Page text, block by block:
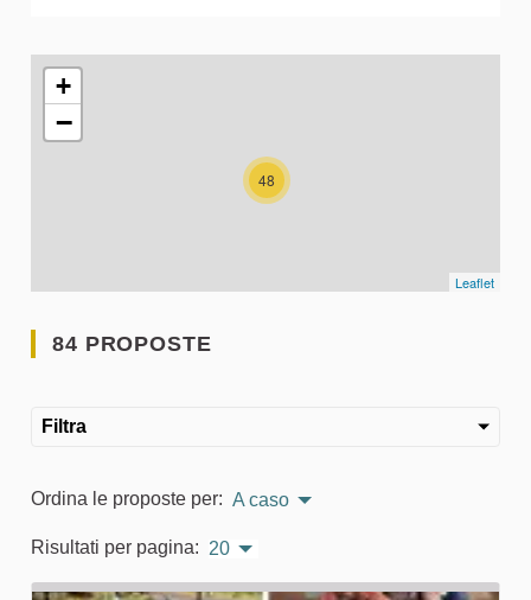
L'elemento seguente è una mappa che presenta gli
48
+
−
Leaflet
84 PROPOSTE
Filtra
Ordina le proposte per: A caso
Risultati per pagina: 20